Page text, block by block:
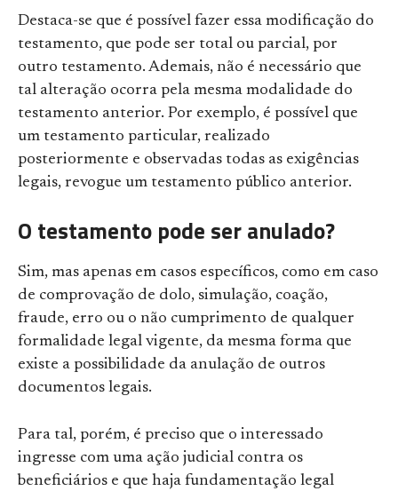
Destaca-se que é possível fazer essa modificação do
testamento, que pode ser total ou parcial, por
outro testamento. Ademais, não é necessário que
tal alteração ocorra pela mesma modalidade do
testamento anterior. Por exemplo, é possível que
um testamento particular, realizado
posteriormente e observadas todas as exigências
legais, revogue um testamento público anterior.
O testamento pode ser anulado?
Sim, mas apenas em casos específicos, como em caso
de comprovação de dolo, simulação, coação,
fraude, erro ou o não cumprimento de qualquer
formalidade legal vigente, da mesma forma que
existe a possibilidade da anulação de outros
documentos legais.
Para tal, porém, é preciso que o interessado
ingresse com uma ação judicial contra os
beneficiários e que haja fundamentação legal